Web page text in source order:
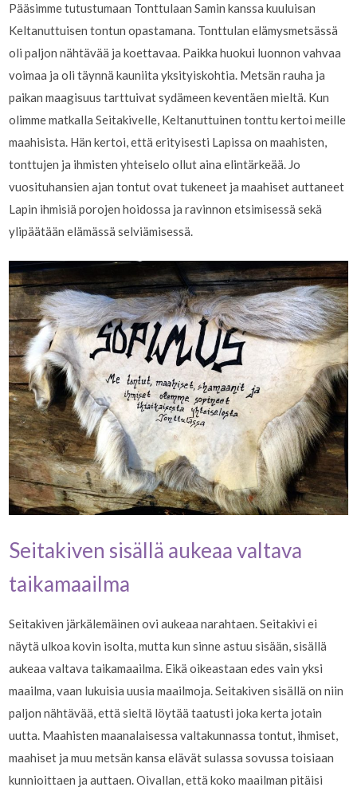
Pääsimme tutustumaan Tonttulaan Samin kanssa kuuluisan
Keltanuttuisen tontun opastamana. Tonttulan elämysmetsässä
oli paljon nähtävää ja koettavaa. Paikka huokui luonnon vahvaa
voimaa ja oli täynnä kauniita yksityiskohtia. Metsän rauha ja
paikan maagisuus tarttuivat sydämeen keventäen mieltä. Kun
olimme matkalla Seitakivelle, Keltanuttuinen tonttu kertoi meille
maahisista. Hän kertoi, että erityisesti Lapissa on maahisten,
tonttujen ja ihmisten yhteiselo ollut aina elintärkeää. Jo
vuosituhansien ajan tontut ovat tukeneet ja maahiset auttaneet
Lapin ihmisiä porojen hoidossa ja ravinnon etsimisessä sekä
ylipäätään elämässä selviämisessä.
Seitakiven sisällä aukeaa valtava
taikamaailma
Seitakiven järkälemäinen ovi aukeaa narahtaen. Seitakivi ei
näytä ulkoa kovin isolta, mutta kun sinne astuu sisään, sisällä
aukeaa valtava taikamaailma. Eikä oikeastaan edes vain yksi
maailma, vaan lukuisia uusia maailmoja. Seitakiven sisällä on niin
paljon nähtävää, että sieltä löytää taatusti joka kerta jotain
uutta. Maahisten maanalaisessa valtakunnassa tontut, ihmiset,
maahiset ja muu metsän kansa elävät sulassa sovussa toisiaan
kunnioittaen ja auttaen. Oivallan, että koko maailman pitäisi